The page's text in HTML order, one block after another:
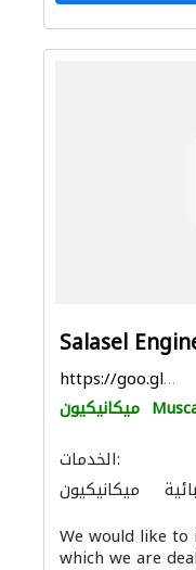
Salasel
https://goo.gl/maps/QmL2mds2utx1fkwm7
ميكانيكيون
الخدمات:
ميكانيكيون
والأدوات المعدنية
We would like
which we are